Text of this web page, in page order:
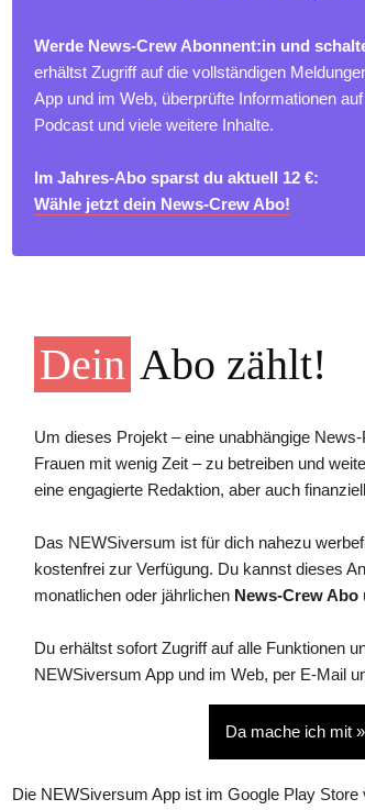
Werde News-Crew Abonnent:in und
erhältst Zugriff auf die vollständigen
App und im Web, überprüfte Informationen
Podcast und viele weitere Inhalte.
Im Jahres-Abo sparst du aktuell 12 €:
Wähle jetzt dein News-Crew Abo!
Dein Abo zählt!
Um dieses Projekt – eine unabhängige
Frauen mit wenig Zeit – zu betreiben und
eine engagierte Redaktion, aber auch
Das NEWSiversum ist für dich nahezu
kostenfrei zur Verfügung. Du kannst dieses
monatlichen oder jährlichen News-Crew Abo
Du erhältst sofort Zugriff auf alle Funktionen
NEWSiversum App und im Web, per E-Mail
Da mache ich mit »
Die NEWSiversum App ist im Google Play